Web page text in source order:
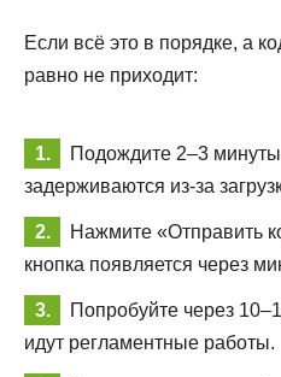
Если всё это в порядке, а
равно не приходит:
Подождите 2–3
задерживаются из-за
Нажмите «Отправить
кнопка появляется через
Попробуйте через
идут регламентные работы.